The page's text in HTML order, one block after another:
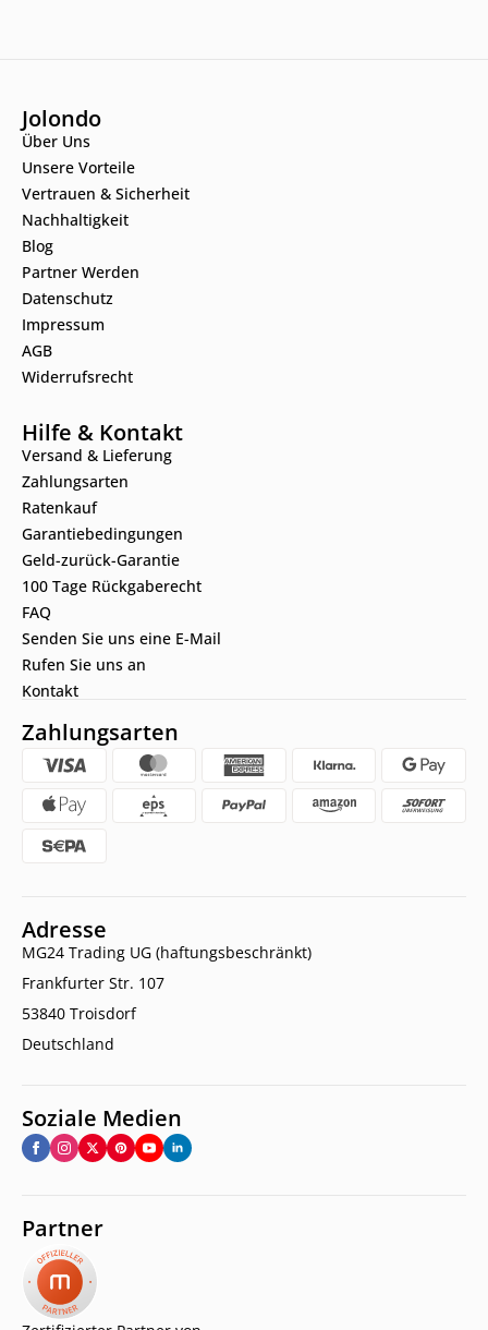
Jolondo
Über Uns
Unsere Vorteile
Vertrauen & Sicherheit
Nachhaltigkeit
Blog
Partner Werden
Datenschutz
Impressum
AGB
Widerrufsrecht
Hilfe & Kontakt
Versand & Lieferung
Zahlungsarten
Ratenkauf
Garantiebedingungen
Geld-zurück-Garantie
100 Tage Rückgaberecht
FAQ
Senden Sie uns eine E-Mail
Rufen Sie uns an
Kontakt
Zahlungsarten
Adresse
MG24 Trading UG (haftungsbeschränkt)
Frankfurter Str. 107
53840 Troisdorf
Deutschland
Soziale Medien
Partner